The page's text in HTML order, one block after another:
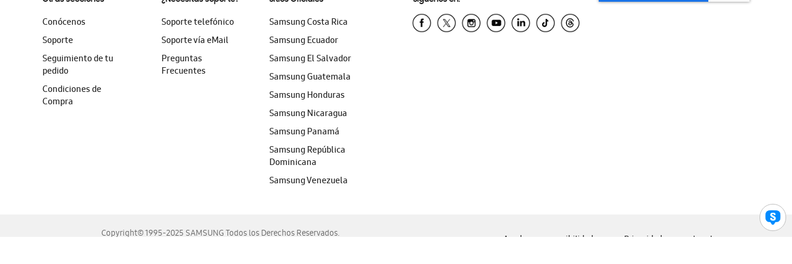
Conócenos
Soporte
Seguimiento de tu
pedido
Condiciones de
Compra
Soporte telefónico
Soporte vía eMail
Preguntas
Frecuentes
Samsung Costa Rica
Samsung Ecuador
Samsung El Salvador
Samsung Guatemala
Samsung Honduras
Samsung Nicaragua
Samsung Panamá
Samsung República
Dominicana
Samsung Venezuela
Copyright© 1995-2025 SAMSUNG Todos los Derechos Reservados.
Ayuda para accesibilidad Privacidad Legal